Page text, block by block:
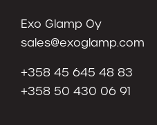
Exo Glamp Oy
sales@exoglamp.com
+358 45 645 48 83
+358 50 430 06 91